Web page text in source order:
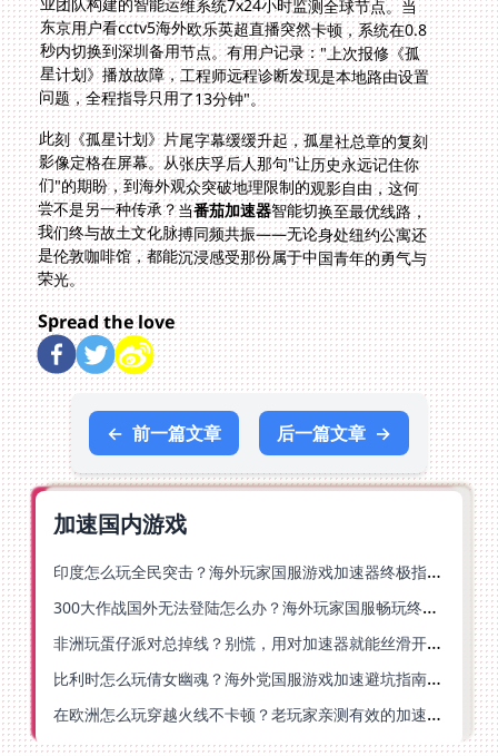
问题，全程指导只用了13分钟"。
此刻《孤星计划》片尾字幕缓缓升起，孤星社总章的复刻
影像定格在屏幕。从张庆孚后人那句"让历史永远记住你
们"的期盼，到海外观众突破地理限制的观影自由，这何
尝不是另一种传承？当番茄加速器智能切换至最优线路，
我们终与故土文化脉搏同频共振——无论身处纽约公寓还
是伦敦咖啡馆，都能沉浸感受那份属于中国青年的勇气与
荣光。
Spread the love
← 前一篇文章 后一篇文章 →
加速国内游戏
印度怎么玩全民突击？海外玩家国服游戏加速器终极指南（附原神延迟优化+精灵之境加速器选择）
300大作战国外无法登陆怎么办？海外玩家国服畅玩终极指南（附实测推荐）
非洲玩蛋仔派对总掉线？别慌，用对加速器就能丝滑开跑！
比利时怎么玩倩女幽魂？海外党国服游戏加速避坑指南（附实测推荐）
在欧洲怎么玩穿越火线不卡顿？老玩家亲测有效的加速器选择指南